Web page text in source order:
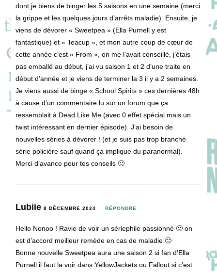
dont je biens de binger les 5 saisons en une semaine (merci
la grippe et les quelques jours d’arrêts maladie). Ensuite, je
viens de dévorer « Sweetpea » (Ella Purnell y est
fantastique) et « Teacup », et mon autre coup de cœur de
cette année c’est « From », on me l’avait conseillé, j’étais
pas emballé au début, j’ai vu saison 1 et 2 d’une traite en
début d’année et je viens de terminer la 3 il y a 2 semaines.
Je viens aussi de binge « School Spirits » ces dernières 48h
à cause d’un commentaire lu sur un forum que ça
ressemblait à Dead Like Me (avec 0 effet spécial mais un
twist intéressant en dernier épisode). J’ai besoin de
nouvelles séries à dévorer ! (et je suis pas trop branché
série policière sauf quand ça implique du paranormal).
Merci d’avance pour tes conseils 🙂
Lubiie8 DÉCEMBRE 2024 RÉPONDRE
Hello Nonoo ! Ravie de voir un sériephile passionné 🙂 on
est d’accord meilleur remède en cas de maladie 🙂
Bonne nouvelle Sweetpea aura une saison 2 si fan d’Ella
Purnell il faut la voir dans YellowJackets ou Fallout si c’est